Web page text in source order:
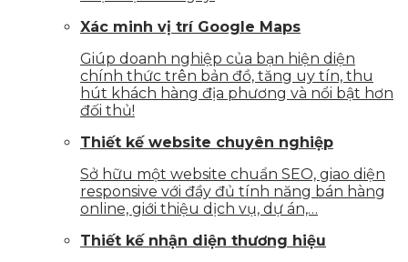
Xác minh vị trí Google Maps
Giúp doanh nghiệp của bạn hiện diện
chính thức trên bản đồ, tăng uy tín, thu
hút khách hàng địa phương và nổi bật hơn
đối thủ!
Thiết kế website chuyên nghiệp
Sở hữu một website chuẩn SEO, giao diện
responsive với đầy đủ tính năng bán hàng
online, giới thiệu dịch vụ, dự án,…
Thiết kế nhận diện thương hiệu